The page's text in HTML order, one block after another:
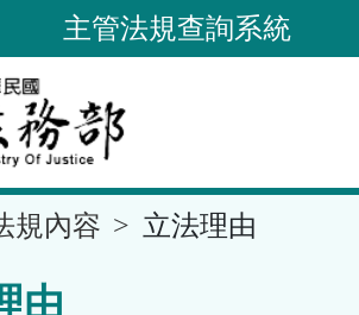
主管法規查詢系統
規內容 立法理由
由